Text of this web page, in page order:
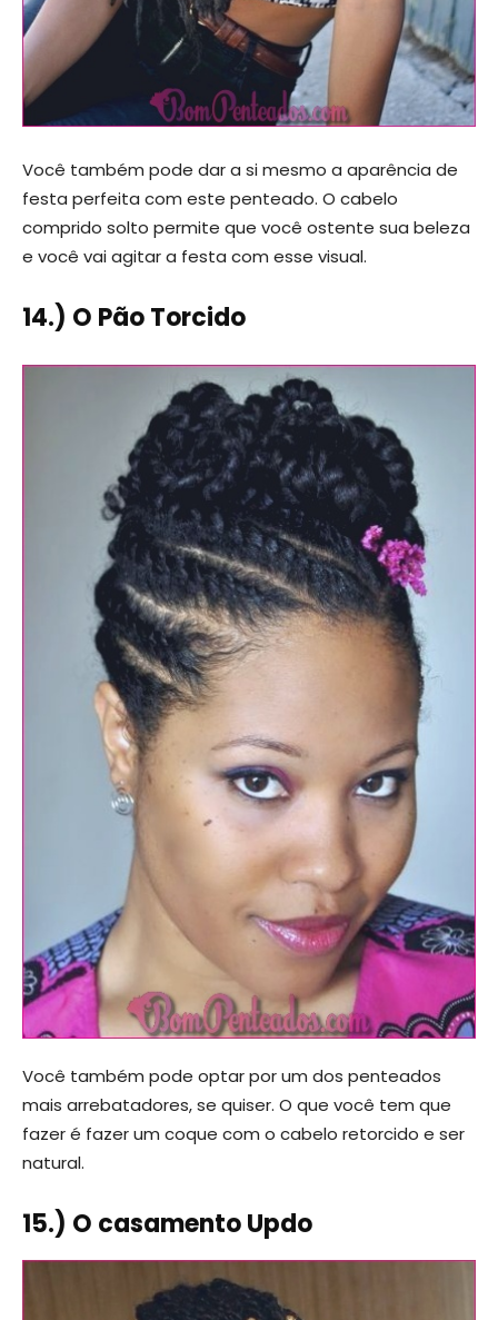
Você também pode dar a si mesmo a aparência de
festa perfeita com este penteado. O cabelo
comprido solto permite que você ostente sua beleza
e você vai agitar a festa com esse visual.
14.) O Pão Torcido
Você também pode optar por um dos penteados
mais arrebatadores, se quiser. O que você tem que
fazer é fazer um coque com o cabelo retorcido e ser
natural.
15.) O casamento Updo